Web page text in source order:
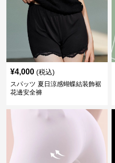
¥4,000 (税込)
スパッツ 夏日涼感蝴蝶結装飾裾
花邊安全褲